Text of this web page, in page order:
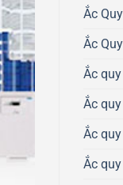
Ắc
Ắc
Ắc
Ắc
Ắc
Ắc